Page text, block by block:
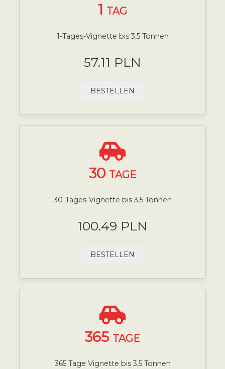
1 TAG
1-Tages-Vignette bis 3,5 Tonnen
57.11 PLN
BESTELLEN
30 TAGE
30-Tages-Vignette bis 3,5 Tonnen
100.49 PLN
BESTELLEN
365 TAGE
365 Tage Vignette bis 3,5 Tonnen